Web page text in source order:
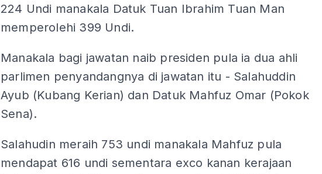
224 Undi manakala Datuk Tuan Ibrahim Tuan Man
memperolehi 399 Undi.
Manakala bagi jawatan naib presiden pula ia dua ahli
parlimen penyandangnya di jawatan itu - Salahuddin
Ayub (Kubang Kerian) dan Datuk Mahfuz Omar (Pokok
Sena).
Salahudin meraih 753 undi manakala Mahfuz pula
mendapat 616 undi sementara exco kanan kerajaan